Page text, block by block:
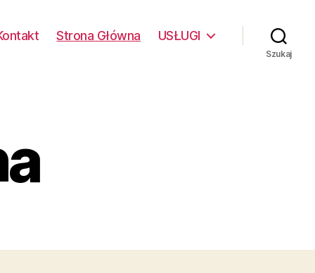
Strona Główna USŁUGI
Szukaj